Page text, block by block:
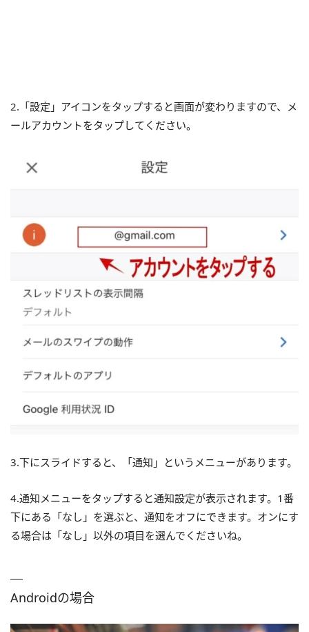
2.「設定」アイコンをタップすると画面が変わりますので、メ
ールアカウントをタップしてください。
3.下にスライドすると、「通知」というメニューがあります。
4.通知メニューをタップすると通知設定が表示されます。1番
下にある「なし」を選ぶと、通知をオフにできます。オンにす
る場合は「なし」以外の項目を選んでくださいね。
Androidの場合